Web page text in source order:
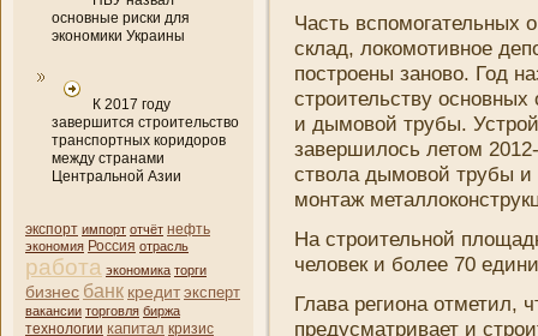
основные риски для
экономики Украины
К 2017 году
завершится строительство
транспортных коридоров
между странами
Центральной Азии
экспорт импорт отчёт нефть
экономия Россия отрасль
работа экономика торги
бизнес банк кредит эксперт
вакансии торговля биржа
технологии капитал кризис
Часть вспомогательных
склад, локомотивное
построены заново. Год
строительству основных
и дымовой трубы.
завершилось летом
ствола дымовой трубы и
монтаж
На строительной
человек и более 70
Глава региона отметил,
предусматривает и